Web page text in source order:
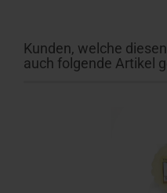
Kunden, welche
auch folgende Artikel